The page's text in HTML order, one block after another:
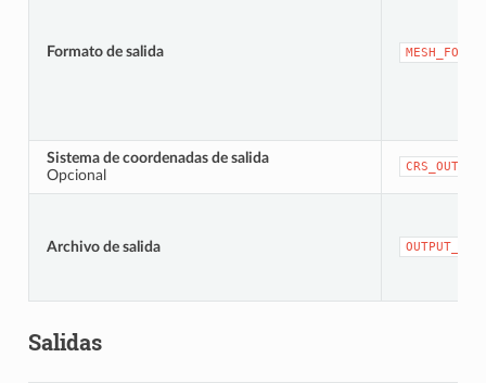
Formato de salida
Sistema de coordenadas de salida
Opcional
CRS_OUTPUT
Archivo de salida
Salidas